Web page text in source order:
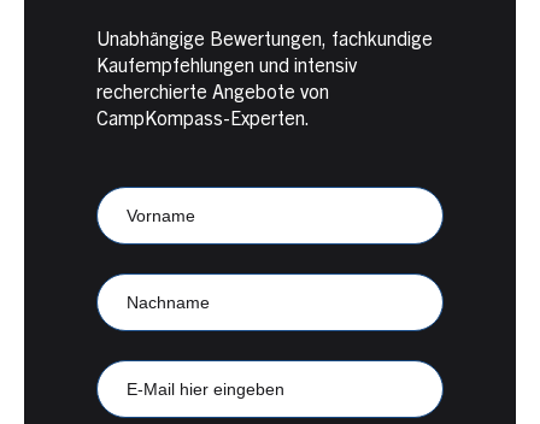
Unabhängige Bewertungen, fachkundige
Kaufempfehlungen und intensiv
recherchierte Angebote von
CampKompass-Experten.
CampKompass
Vorname
Nachname
Mail